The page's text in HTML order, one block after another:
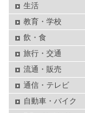
生活
教育・学校
飲・食
旅行・交通
流通・販売
通信・テレビ
自動車・バイク